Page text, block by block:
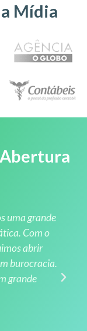
Mídia
uma grande
Com o
abrir
burocracia.
grande